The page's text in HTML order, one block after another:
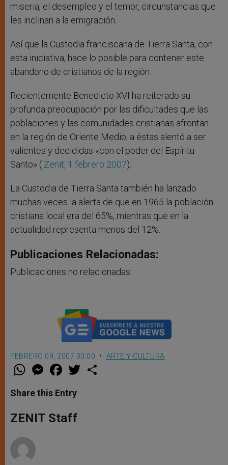
miseria, el desempleo y el temor, circunstancias que
les inclinan a la emigración.
Así que la Custodia franciscana de Tierra Santa, con
esta iniciativa, hace lo posible para contener este
abandono de cristianos de la región.
Recientemente Benedicto XVI ha reiterado su
profunda preocupación por las dificultades que las
poblaciones y las comunidades cristianas afrontan
en la región de Oriente Medio; a éstas alentó a ser
valientes y decididas «con el poder del Espíritu
Santo» ( Zenit, 1 febrero 2007).
La Custodia de Tierra Santa también ha lanzado
muchas veces la alerta de que en 1965 la población
cristiana local era del 65%, mientras que en la
actualidad representa menos del 12%.
Publicaciones Relacionadas:
Publicaciones no relacionadas.
FEBRERO 09, 2007 00:00 ARTE Y CULTURA
W
t
s
p
p
M
e
s
e
g
e
F
a
e
b
o
k
w
Share this Entry
ZENIT Staff